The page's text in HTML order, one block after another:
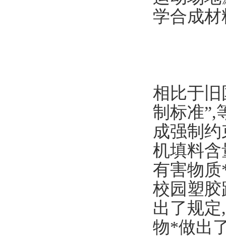
学合成
相比于旧
制标准”,
成强制
机填料
有害物
校园塑
出了规
物*做出